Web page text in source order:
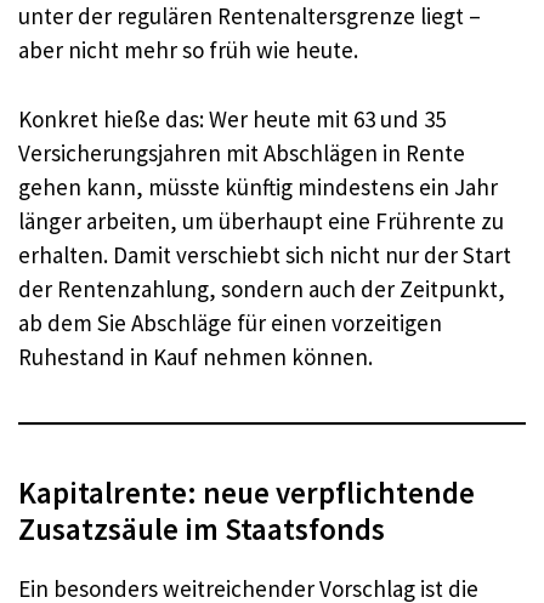
unter der regulären Rentenaltersgrenze liegt –
aber nicht mehr so früh wie heute.
Konkret hieße das: Wer heute mit 63 und 35
Versicherungsjahren mit Abschlägen in Rente
gehen kann, müsste künftig mindestens ein Jahr
länger arbeiten, um überhaupt eine Frührente zu
erhalten. Damit verschiebt sich nicht nur der Start
der Rentenzahlung, sondern auch der Zeitpunkt,
ab dem Sie Abschläge für einen vorzeitigen
Ruhestand in Kauf nehmen können.
Kapitalrente: neue verpflichtende
Zusatzsäule im Staatsfonds
Ein besonders weitreichender Vorschlag ist die